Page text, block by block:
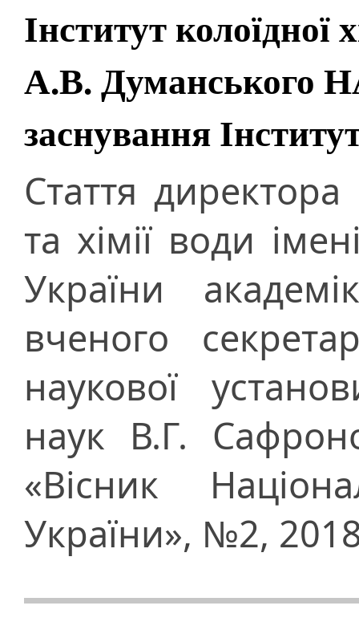
Інститут колоїдної
А.В. Думанського
заснування
Стаття директора
та хімії води
України
вченого
наукової
наук В.Г.
«Вісник
України», №2,